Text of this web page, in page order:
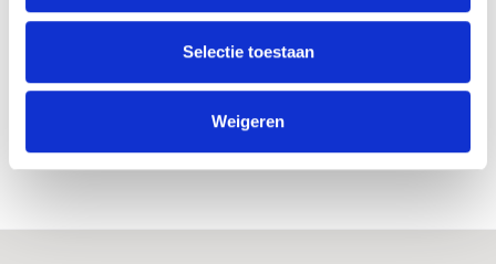
Selectie toestaan
Weigeren